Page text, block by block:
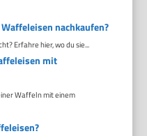
nachkaufen?
Erfahre hier, wo du sie...
mit
Waffeln mit einem